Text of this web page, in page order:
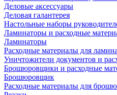
Деловые аксессуары
Деловая галантерея
Настольные наборы
Ламинаторы и расходные
Ламинаторы
Расходные материалы для
Уничтожители документов и
Брошюровщики и расходные
Брошюровщик
Расходные материалы для